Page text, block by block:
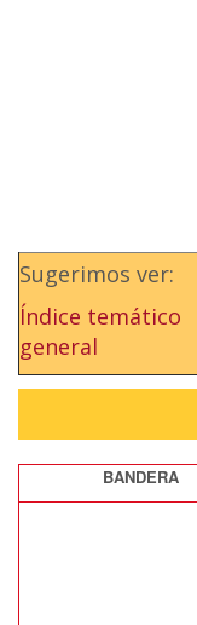
Sugerimos ver:
Índice temático
general
BANDERA